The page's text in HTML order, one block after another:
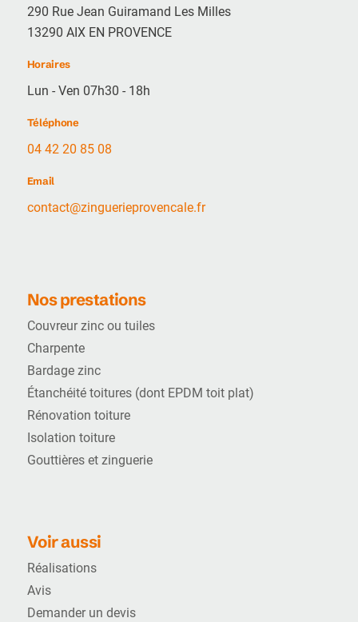
290 Rue Jean Guiramand Les Milles
13290 AIX EN PROVENCE
Horaires
Lun - Ven 07h30 - 18h
Téléphone
04 42 20 85 08
Email
contact@zinguerieprovencale.fr
Nos prestations
Couvreur zinc ou tuiles
Charpente
Bardage zinc
Étanchéité toitures (dont EPDM toit plat)
Rénovation toiture
Isolation toiture
Gouttières et zinguerie
Voir aussi
Réalisations
Avis
Demander un devis